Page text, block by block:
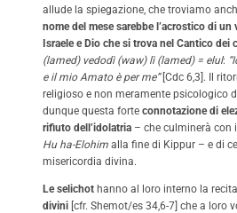
allude la spiegazione, che troviamo
nome del mese sarebbe l’acrostico di un
Israele e Dio che si trova nel Cantico dei
(lamed) vedodì (waw) lì (lamed) = elul:
e il mio Amato è per me”[Cdc 6,3]. Il
religioso e non meramente psicologico
dunque questa forte connotazione di
rifiuto dell’idolatria – che culminerà con
Hu ha-Elohim alla fine di Kippur – e di
misericordia divina.
Le selichot hanno al loro interno la
divini [cfr. Shemot/es 34,6-7] che a loro